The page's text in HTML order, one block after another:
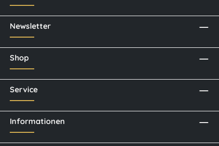
Newsletter
Shop
Service
Informationen